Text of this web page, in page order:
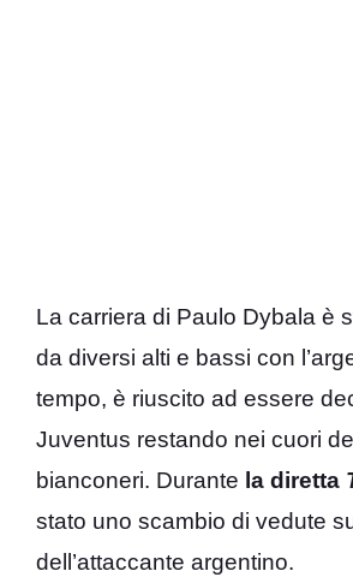
La carriera di Paulo Dybala è
da diversi alti e bassi con
tempo, è riuscito ad essere
Juventus restando nei cuori
bianconeri. Durante la diretta
stato uno scambio di vedute
dell’attaccante argentino.